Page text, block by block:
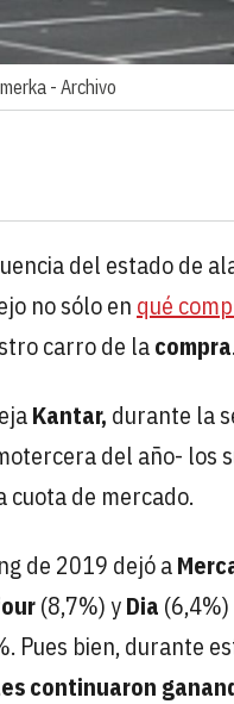
- Archivo
del estado de
no sólo en qué
carro de lacompra.
Kantar, durante la
del año- los
cuota de mercado.
de 2019 dejó a
(8,7%) yDia
Pues bien, durante
continuaron